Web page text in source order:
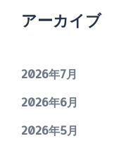
アーカイブ
2026年7月
2026年6月
2026年5月